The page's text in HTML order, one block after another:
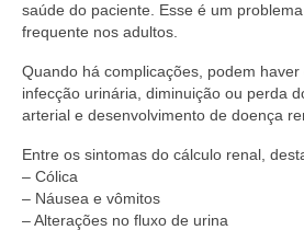
saúde do paciente. Esse é um
frequente nos adultos.
Quando há complicações, podem haver
infecção urinária, diminuição ou perda
arterial e desenvolvimento de doença
Entre os sintomas do cálculo renal,
– Cólica
– Náusea e vômitos
– Alterações no fluxo de urina